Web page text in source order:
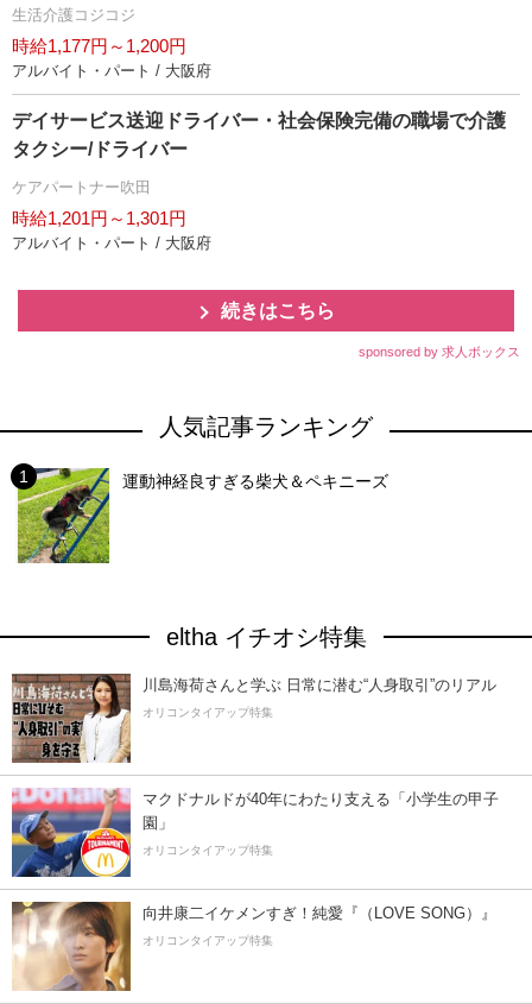
生活介護コジコジ
時給1,177円～1,200円
アルバイト・パート / 大阪府
デイサービス送迎ドライバー・社会保険完備の職場で介護
タクシー/ドライバー
ケアパートナー吹田
時給1,201円～1,301円
アルバイト・パート / 大阪府
続きはこちら
sponsored by 求人ボックス
人気記事ランキング
運動神経良すぎる柴犬＆ペキニーズ
eltha イチオシ特集
川島海荷さんと学ぶ 日常に潜む“人身取引”のリアル
オリコンタイアップ特集
マクドナルドが40年にわたり支える「小学生の甲子
園」
オリコンタイアップ特集
向井康二イケメンすぎ！純愛『（LOVE SONG）』
オリコンタイアップ特集